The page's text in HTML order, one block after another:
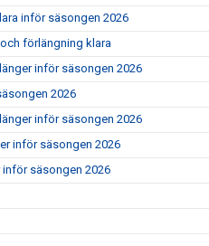
inför säsongen 2026
förlängning klara
inför säsongen 2026
2026
inför säsongen 2026
inför säsongen 2026
säsongen 2026